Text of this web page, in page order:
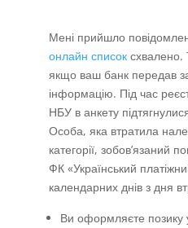
Мені прийшло
онлайн списоксхвалено.
якщо ваш банк передав
інформацію. Під час
НБУ в анкету
Особа, яка втратила
категорії, зобов’язаний
ФК «Український
календарних днів з дня
Ви оформляєте позику